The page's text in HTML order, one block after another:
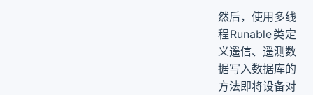
然后，使用多线
程Runable类定
义遥信、遥测数
据写入数据库的
方法即将设备对